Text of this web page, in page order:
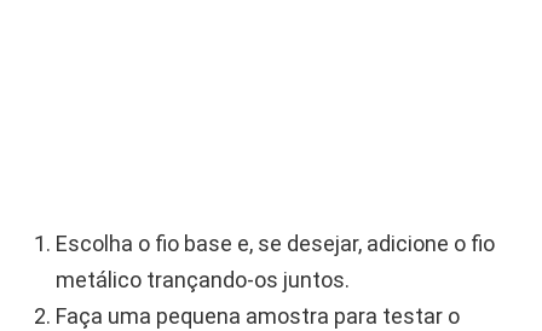
Escolha o fio base e, se desejar, adicione o fio
metálico trançando-os juntos.
Faça uma pequena amostra para testar o